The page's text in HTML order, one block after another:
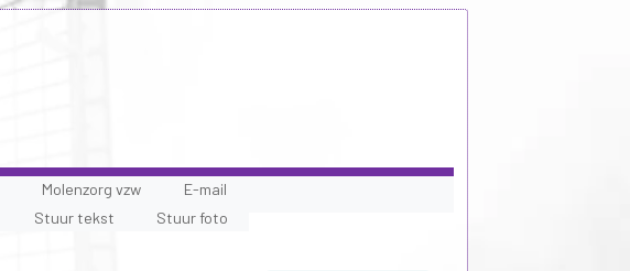
Stuur tekst Stuur foto
Molenzorg vzw E-mail